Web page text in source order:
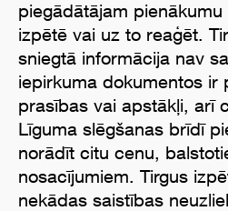
piegādātājam
izpētē vai uz to reaģēt.
sniegtā informācija nav
iepirkuma dokumentos ir
prasības vai apstākļi, arī
Līguma slēgšanas brīdī
norādīt citu cenu,
nosacījumiem. Tirgus
nekādas saistības